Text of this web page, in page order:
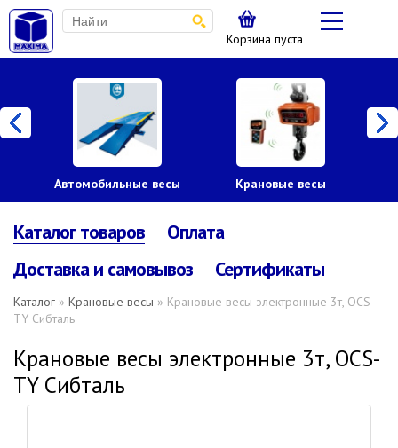
Корзина пуста
Автомобильные весы Крановые весы
Каталог товаров
Оплата
Доставка и самовывоз
Сертификаты
Каталог » Крановые весы » Крановые весы электронные 3т, OCS-
TY Сибталь
Крановые весы электронные 3т, OCS-
TY Сибталь